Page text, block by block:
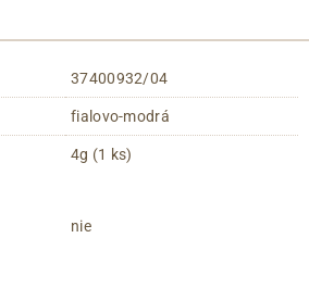
37400932/04
fialovo-modrá
4g (1 ks)
nie